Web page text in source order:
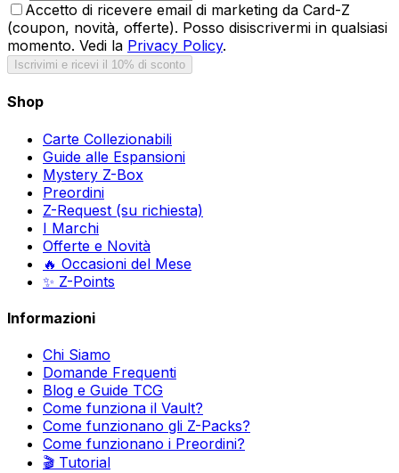
Accetto di ricevere email di marketing da Card-Z
(coupon, novità, offerte). Posso disiscrivermi in qualsiasi
momento. Vedi la Privacy Policy.
Iscrivimi e ricevi il 10% di sconto
Shop
Carte Collezionabili
Guide alle Espansioni
Mystery Z-Box
Preordini
Z-Request (su richiesta)
I Marchi
Offerte e Novità
🔥 Occasioni del Mese
✨ Z-Points
Informazioni
Chi Siamo
Domande Frequenti
Blog e Guide TCG
Come funziona il Vault?
Come funzionano gli Z-Packs?
Come funzionano i Preordini?
🎬 Tutorial